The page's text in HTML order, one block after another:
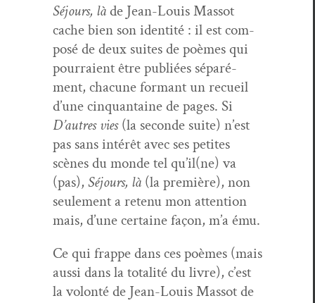
Séjours, làde Jean-Louis Mas­sot
cache bien son iden­tité : il est com­
posé de deux suites de poèmes qui
pour­raient être pub­liées séparé­
ment, cha­cune for­mant un recueil
d’une cinquan­taine de pages. Si
D’autres vies(la sec­onde suite) n’est
pas sans intérêt avec ses petites
scènes du monde tel qu’il(ne) va
(pas), Séjours, là (la pre­mière), non
seule­ment a retenu mon atten­tion
mais, d’une cer­taine façon, m’a ému.
Ce qui frappe dans ces poèmes (mais
aus­si dans la total­ité du livre), c’est
la volon­té de Jean-Louis Mas­sot de